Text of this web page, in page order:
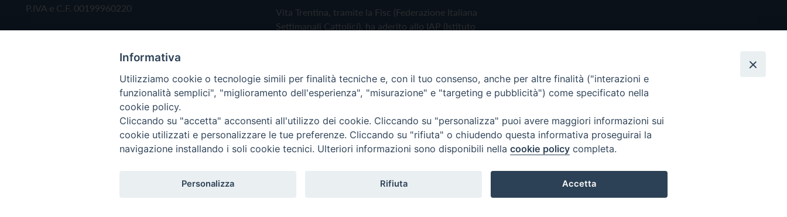
P.IVA e C.F. 00199960220
Vita Trentina, tramite la Fisc (Federazione Italiana
Settimanali Cattolici), ha aderito allo IAP (Istituto
Privacy Policy Cookie Policy
Copyright © 2019 - Tutti i diritti riservati - Vita Trentina Editrice
Informativa
Utilizziamo cookie o tecnologie simili per finalità tecniche e, con il tuo consenso, anche per altre finalità ("interazioni e
funzionalità semplici", "miglioramento dell'esperienza", "misurazione" e "targeting e pubblicità") come specificato nella
cookie policy.
Cliccando su "accetta" acconsenti all'utilizzo dei cookie. Cliccando su "personalizza" puoi avere maggiori informazioni sui
cookie utilizzati e personalizzare le tue preferenze. Cliccando su "rifiuta" o chiudendo questa informativa proseguirai la
navigazione installando i soli cookie tecnici. Ulteriori informazioni sono disponibili nella cookie policy completa.
Personalizza Rifiuta Accetta